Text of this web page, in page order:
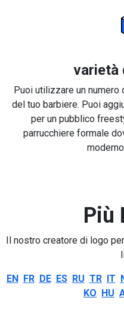
varietà
Puoi utilizzare un
del tuo barbiere. Puoi
per un pubblico
parrucchiere formale
Più
Il nostro creatore di logo
EN FR DE ES RU TR IT
KO HU